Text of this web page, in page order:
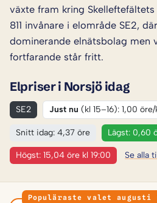
växte fram kring
811 invånare i elområde SE2,
dominerande elnätsbolag men
fortfarande står fritt.
Elpriser i Norsjö idag
SE2 Just nu (kl 15–16): 1,00
Snitt idag: 4,37 öre Lägst: 0,60
Högst: 15,04 öre kl 19:00 Se alla
Populäraste valet augusti